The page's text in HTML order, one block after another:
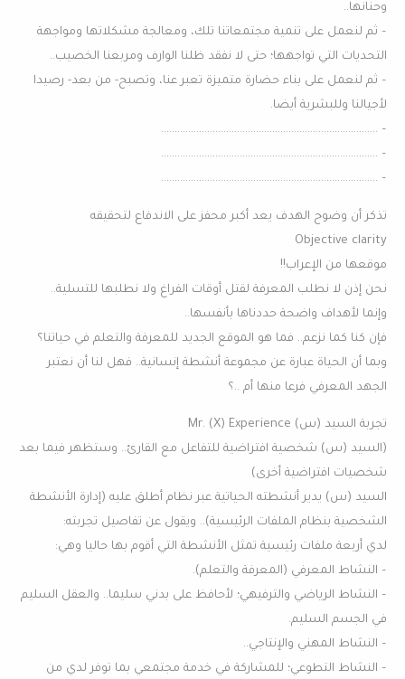
وحنانها..
– ثم لنعمل على تنمية مجتمعاتنا تلك، ومعالجة مشكلاتها ومواجهة
التحديات التي تواجهها؛ حتى لا نفقد ظلنا الوارف ومربعنا الخصيب..
– ثم لنعمل على بناء حضارة متميزة تعبر عنا، وتصبح- من بعد- رصيدا
لأجيالنا وللبشرية أيضا.
– ……………………………………………………………………..
– ……………………………………………………………………..
– ……………………………………………………………………..
تذكر أن وضوح الهدف يعد أكبر محفز على الاندفاع لتحقيقه
Objective clarity
موقعها من الإعراب!!
نحن إذن لا نطلب المعرفة لقتل أوقات الفراغ ولا نطلبها للتسلية..
وإنما لأهداف واضحة حددناها بأنفسها..
فإن كنا كما نزعم.. فما هو الموقع الجديد للمعرفة والتعلم في حياتنا؟
وبما أن الحياة عبارة عن مجموعة أنشطة إنسانية.. فهل لنا أن نعتبر
الجهد المعرفي فرعا منها أم ..؟
تجربة السيد (س) Mr. (X) Experience
(السيد (س) شخصية افتراضية للتفاعل مع القارئ.. وستظهر فيما بعد
شخصيات افتراضية أخرى)
السيد (س) يدير أنشطته الحياتية عبر نظام أطلق عليه (إدارة الأنشطة
الشخصية بنظام الملفات الرئيسية).. ويقول عن تفاصيل تجربته:
لدي أربعة ملفات رئيسية تمثل الأنشطة التي أقوم بها حاليا وهي:
– النشاط المعرفي (المعرفة والتعلم).
– النشاط الرياضي والترفيهي؛ لأحافظ على بدني سليما.. والعقل السليم
في الجسم السليم.
– النشاط المهني والإنتاجي..
– النشاط التطوعي؛ للمشاركة في خدمة مجتمعي بما توفر لدي من